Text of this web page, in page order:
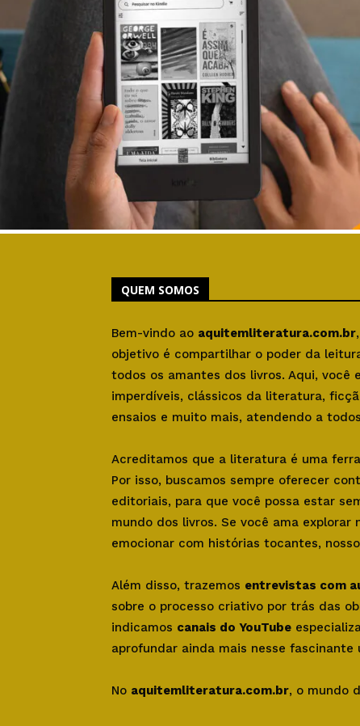
QUEM SOMOS
Bem-vindo ao aquitemliteratura.com.br
objetivo é compartilhar o poder da
todos os amantes dos livros. Aqui, você
imperdíveis, clássicos da literatura,
ensaios e muito mais, atendendo a
Acreditamos que a literatura é uma
Por isso, buscamos sempre oferecer
editoriais, para que você possa estar
mundo dos livros. Se você ama explorar
emocionar com histórias tocantes,
Além disso, trazemos entrevistas com
sobre o processo criativo por trás das
indicamos canais do YouTube
aprofundar ainda mais nesse fascinante
No aquitemliteratura.com.br, o mundo